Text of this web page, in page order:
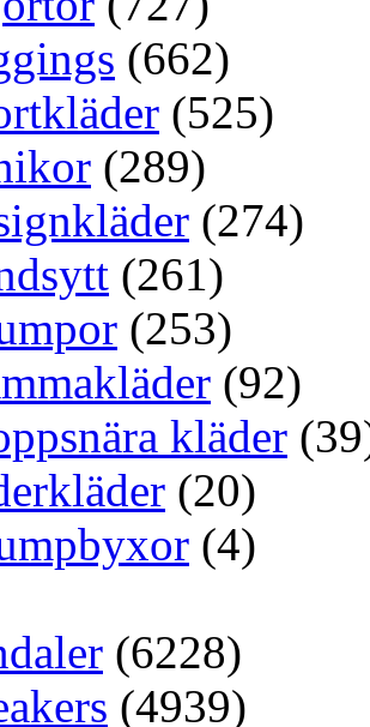
(662)
(525)
(289)
(274)
(261)
(253)
(92)
kläder
(20)
(4)
(6228)
(4939)